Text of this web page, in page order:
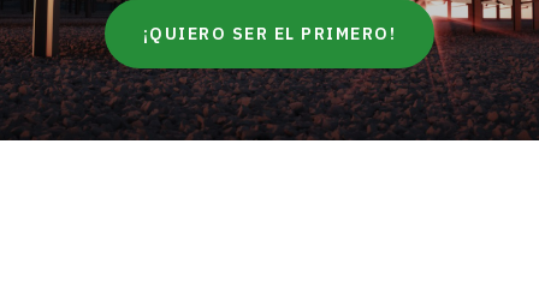
¡QUIERO SER EL PRIMERO!